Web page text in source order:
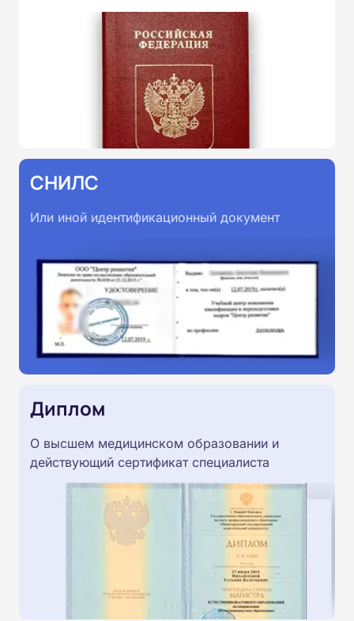
СНИЛС
Или иной идентификационный документ
Диплом
О высшем медицинском образовании и
действующий сертификат специалиста